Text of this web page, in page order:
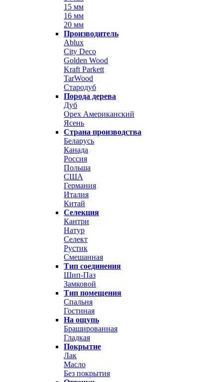
15 мм
16 мм
20 мм
Производитель
Ablux
City Deco
Golden Wood
Kraft Parkett
TarWood
Стародуб
Порода дерева
Дуб
Орех Американский
Ясень
Страна производства
Беларусь
Канада
Россия
Польша
США
Германия
Италия
Китай
Селекция
Кантри
Натур
Селект
Рустик
Смешанная
Тип соединения
Шип-Паз
Замковой
Тип помещения
Спальня
Гостиная
На ощупь
Брашированная
Гладкая
Покрытие
Лак
Масло
Без покрытия